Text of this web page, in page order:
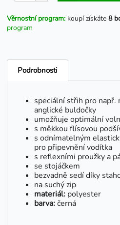
Věrnostní program: koupí získáte 8
program
Podrobnosti
speciální střih pro např.
anglické buldočky
umožňuje optimální
s měkkou flísovou
s odnímatelným
pro připevnění vodítka
s reflexními proužky a
se stojáčkem
bezvadně sedí díky
na suchý zip
materiál: polyester
barva:černá